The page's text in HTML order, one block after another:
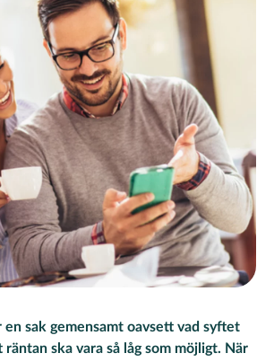
en sak gemensamt oavsett vad syftet
ska vara så låg som möjligt. När